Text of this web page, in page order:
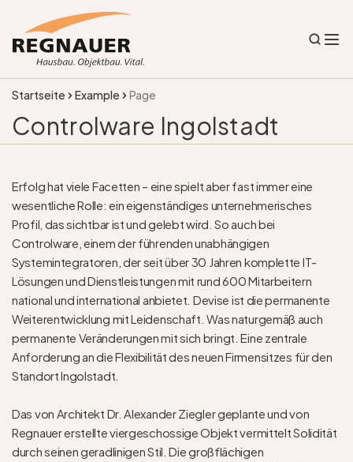
Startseite Example Page
Controlware Ingolstadt
Erfolg hat viele Facetten – eine spielt aber fast immer eine
wesentliche Rolle: ein eigenständiges unternehmerisches
Profil, das sichtbar ist und gelebt wird. So auch bei
Controlware, einem der führenden unabhängigen
Systemintegratoren, der seit über 30 Jahren komplette IT-
Lösungen und Dienstleistungen mit rund 600 Mitarbeitern
national und international anbietet. Devise ist die permanente
Weiterentwicklung mit Leidenschaft. Was naturgemäß auch
permanente Veränderungen mit sich bringt. Eine zentrale
Anforderung an die Flexibilität des neuen Firmensitzes für den
Standort Ingolstadt.
Das von Architekt Dr. Alexander Ziegler geplante und von
Regnauer erstellte viergeschossige Objekt vermittelt Solidität
durch seinen geradlinigen Stil. Die großflächigen